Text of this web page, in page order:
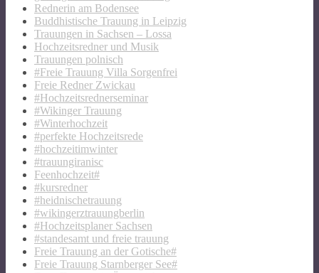
Rednerin am Bodensee
Buddhistische Trauung in Leipzig
Trauungen in Sachsen – Lossa
Hochzeitsredner und Musik
Trauungen polnisch
#Freie Trauung Villa Sorgenfrei
Freie Redner Zwickau
#Hochzeitsrednerseminar
#Wikinger Trauung
#Winterhochzeit
#perfekte Hochzeitsrede
#hochzeitimwinter
#trauungiranisc
Feenhochzeit#
#kursredner
#heidnischetrauung
#wikingerztrauungberlin
#Hochzeitsplaner Sachsen
#standesamt und freie trauung
Freie Trauung an der Gotische#
Freie Trauung Starnberger See#